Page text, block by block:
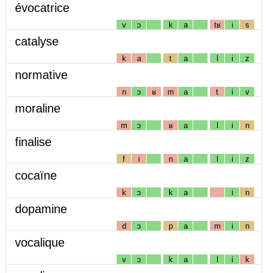
évocatrice
v ɔ k a tʁ i s
catalyse
k a t a l i z
normative
n ɔ ʁ m a t i v
moraline
m ɔ ʁ a l i n
finalise
f i n a l i z
cocaïne
k ɔ k a i n
dopamine
d ɔ p a m i n
vocalique
v ɔ k a l i k